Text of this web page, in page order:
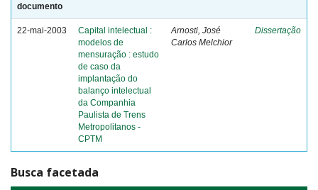
documento
22-mai-2003
Capital intelectual :
modelos de
mensuração : estudo
de caso da
implantação do
balanço intelectual
da Companhia
Paulista de Trens
Metropolitanos -
CPTM
Arnosti, José
Carlos Melchior
Dissertação
Busca facetada